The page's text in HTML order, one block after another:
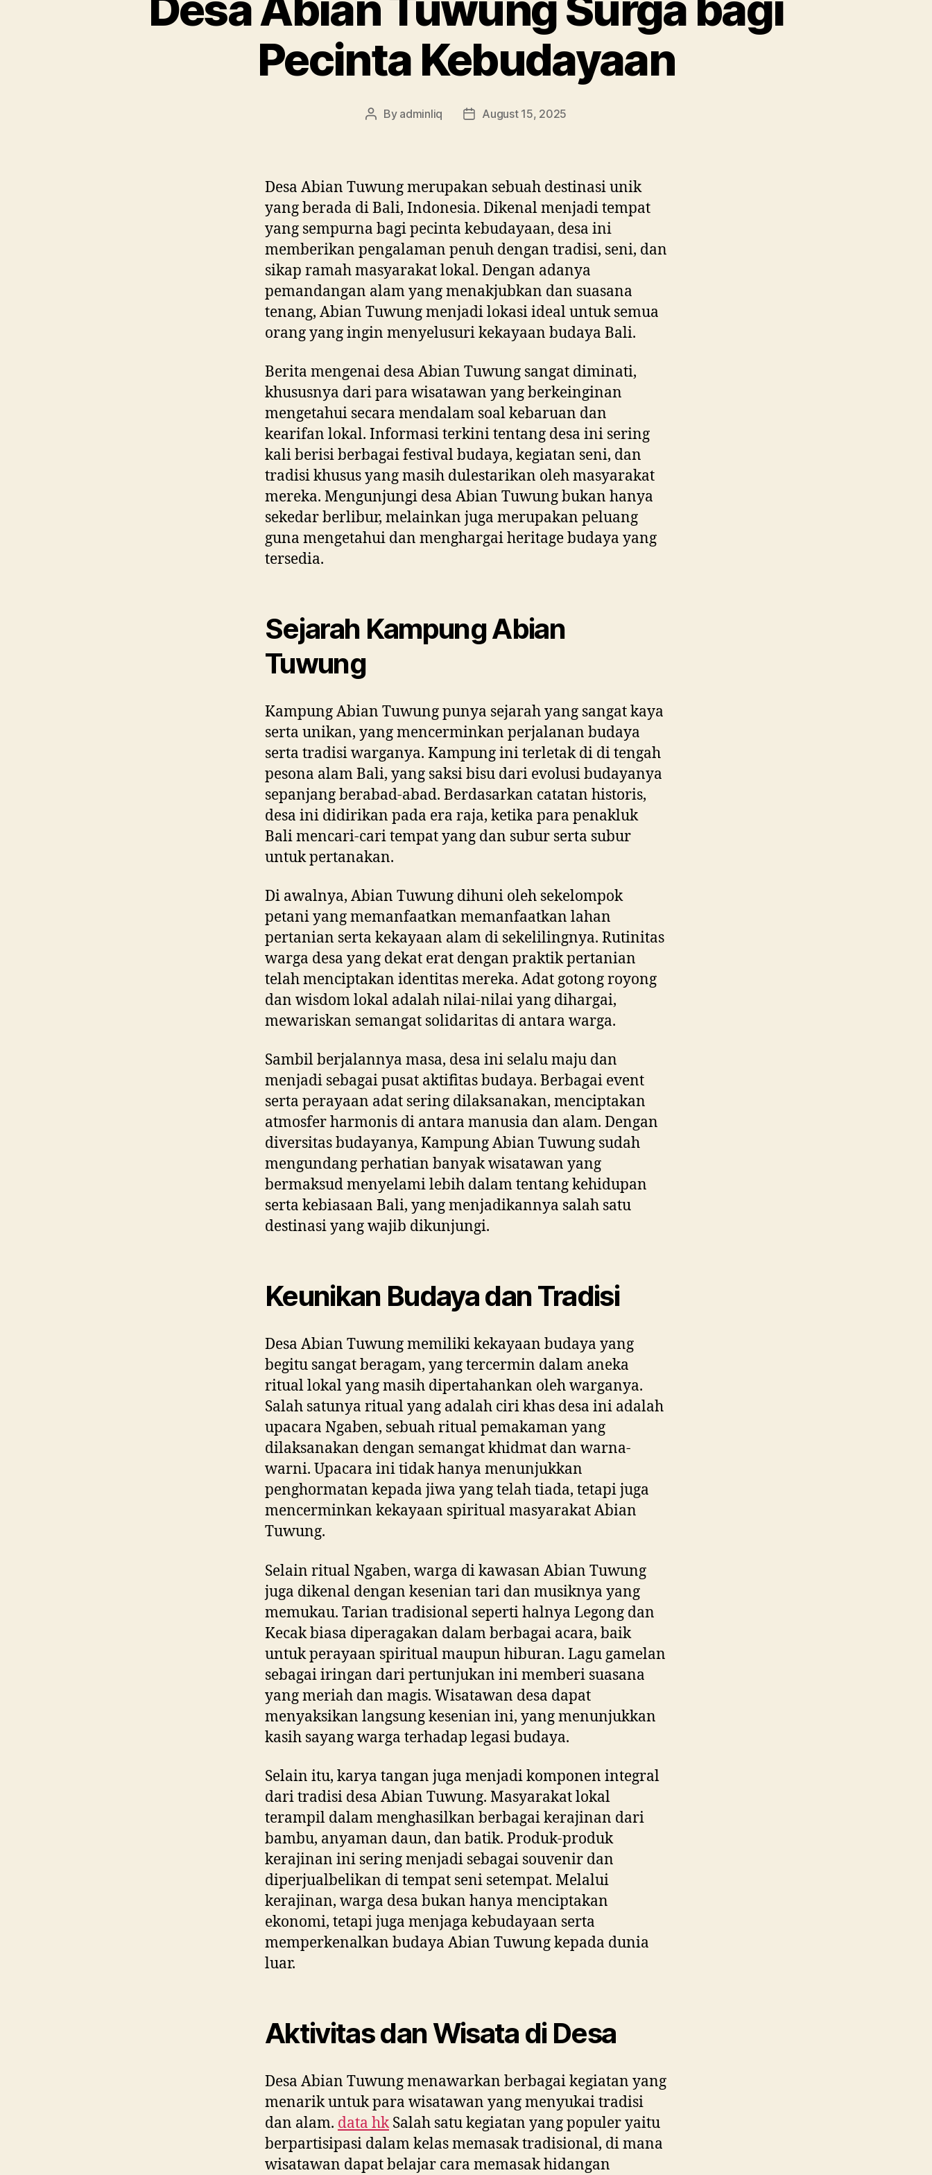
Pecinta Kebudayaan
Post
By adminliq
PostAugust 15, 2025
Desa Abian Tuwung merupakan sebuah destinasi unik
yang berada di Bali, Indonesia. Dikenal menjadi tempat
yang sempurna bagi pecinta kebudayaan, desa ini
memberikan pengalaman penuh dengan tradisi, seni, dan
sikap ramah masyarakat lokal. Dengan adanya
pemandangan alam yang menakjubkan dan suasana
tenang, Abian Tuwung menjadi lokasi ideal untuk semua
orang yang ingin menyelusuri kekayaan budaya Bali.
Berita mengenai desa Abian Tuwung sangat diminati,
khususnya dari para wisatawan yang berkeinginan
mengetahui secara mendalam soal kebaruan dan
kearifan lokal. Informasi terkini tentang desa ini sering
kali berisi berbagai festival budaya, kegiatan seni, dan
tradisi khusus yang masih dulestarikan oleh masyarakat
mereka. Mengunjungi desa Abian Tuwung bukan hanya
sekedar berlibur, melainkan juga merupakan peluang
guna mengetahui dan menghargai heritage budaya yang
tersedia.
Sejarah Kampung Abian
Tuwung
Kampung Abian Tuwung punya sejarah yang sangat kaya
serta unikan, yang mencerminkan perjalanan budaya
serta tradisi warganya. Kampung ini terletak di di tengah
pesona alam Bali, yang saksi bisu dari evolusi budayanya
sepanjang berabad-abad. Berdasarkan catatan historis,
desa ini didirikan pada era raja, ketika para penakluk
Bali mencari-cari tempat yang dan subur serta subur
untuk pertanakan.
Di awalnya, Abian Tuwung dihuni oleh sekelompok
petani yang memanfaatkan memanfaatkan lahan
pertanian serta kekayaan alam di sekelilingnya. Rutinitas
warga desa yang dekat erat dengan praktik pertanian
telah menciptakan identitas mereka. Adat gotong royong
dan wisdom lokal adalah nilai-nilai yang dihargai,
mewariskan semangat solidaritas di antara warga.
Sambil berjalannya masa, desa ini selalu maju dan
menjadi sebagai pusat aktifitas budaya. Berbagai event
serta perayaan adat sering dilaksanakan, menciptakan
atmosfer harmonis di antara manusia dan alam. Dengan
diversitas budayanya, Kampung Abian Tuwung sudah
mengundang perhatian banyak wisatawan yang
bermaksud menyelami lebih dalam tentang kehidupan
serta kebiasaan Bali, yang menjadikannya salah satu
destinasi yang wajib dikunjungi.
Keunikan Budaya dan Tradisi
Desa Abian Tuwung memiliki kekayaan budaya yang
begitu sangat beragam, yang tercermin dalam aneka
ritual lokal yang masih dipertahankan oleh warganya.
Salah satunya ritual yang adalah ciri khas desa ini adalah
upacara Ngaben, sebuah ritual pemakaman yang
dilaksanakan dengan semangat khidmat dan warna-
warni. Upacara ini tidak hanya menunjukkan
penghormatan kepada jiwa yang telah tiada, tetapi juga
mencerminkan kekayaan spiritual masyarakat Abian
Tuwung.
Selain ritual Ngaben, warga di kawasan Abian Tuwung
juga dikenal dengan kesenian tari dan musiknya yang
memukau. Tarian tradisional seperti halnya Legong dan
Kecak biasa diperagakan dalam berbagai acara, baik
untuk perayaan spiritual maupun hiburan. Lagu gamelan
sebagai iringan dari pertunjukan ini memberi suasana
yang meriah dan magis. Wisatawan desa dapat
menyaksikan langsung kesenian ini, yang menunjukkan
kasih sayang warga terhadap legasi budaya.
Selain itu, karya tangan juga menjadi komponen integral
dari tradisi desa Abian Tuwung. Masyarakat lokal
terampil dalam menghasilkan berbagai kerajinan dari
bambu, anyaman daun, dan batik. Produk-produk
kerajinan ini sering menjadi sebagai souvenir dan
diperjualbelikan di tempat seni setempat. Melalui
kerajinan, warga desa bukan hanya menciptakan
ekonomi, tetapi juga menjaga kebudayaan serta
memperkenalkan budaya Abian Tuwung kepada dunia
luar.
Aktivitas dan Wisata di Desa
Desa Abian Tuwung menawarkan berbagai kegiatan yang
menarik untuk para wisatawan yang menyukai tradisi
dan alam. data hkSalah satu kegiatan yang populer yaitu
berpartisipasi dalam kelas memasak tradisional, di mana
wisatawan dapat belajar cara memasak hidangan